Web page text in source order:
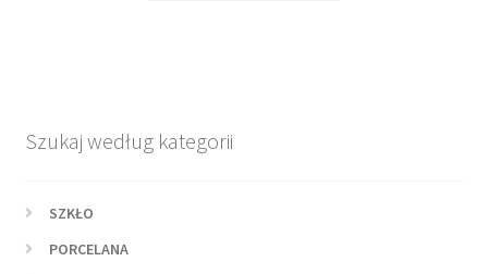
Szukaj według kategorii
SZKŁO
PORCELANA